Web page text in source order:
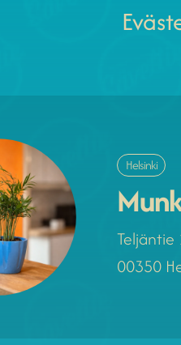
Helsinki
Teljäntie
00350